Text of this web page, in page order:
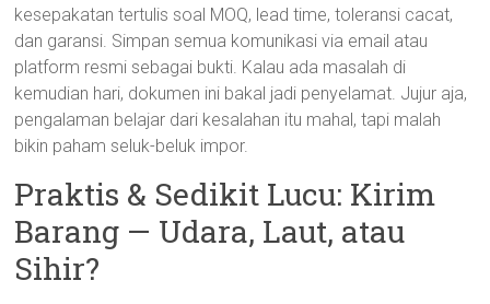
kesepakatan tertulis soal MOQ, lead time, toleransi cacat,
dan garansi. Simpan semua komunikasi via email atau
platform resmi sebagai bukti. Kalau ada masalah di
kemudian hari, dokumen ini bakal jadi penyelamat. Jujur aja,
pengalaman belajar dari kesalahan itu mahal, tapi malah
bikin paham seluk-beluk impor.
Praktis & Sedikit Lucu: Kirim
Barang — Udara, Laut, atau
Sihir?